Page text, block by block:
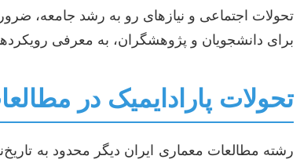
تحولات اجتماعی و نیازهای رو به رشد جامعه،
برای دانشجویان و پژوهشگران، به معرفی رویکردهای نوین و ۱۱۳ عنوان به‌روز برای پایان‌نامه‌های رشته مطالعات
تحولات پارادایمیک در
رشته مطالعات معماری ایران دیگر محدود به